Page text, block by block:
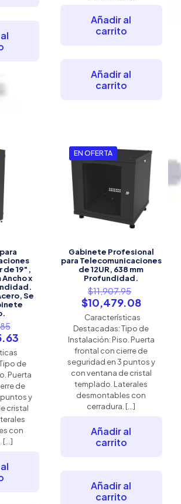
Añadir al
carrito
Añadir al
carrito
de 19″,
Ancho x
Se
precio
era:
$34,426.85.
El
actual
es:
$30,295.63.
de
Puerta
de
y
cristal
con
[…]
EN OFERTA
Gabinete Profesional
para Telecomunicaciones
de 12UR, 638 mm
Profundidad.
$11,907.95
precio
era:
$10,479.08El
actual
es:
Características
Destacadas: Tipo de
Instalación: Piso. Puerta
frontal con cierre de
seguridad en 3 puntos y
con ventana de cristal
templado. Laterales
desmontables con
cerradura. […]
Añadir al
carrito
Añadir al
carrito